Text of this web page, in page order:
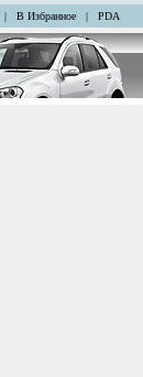
| В Избранное | PDA